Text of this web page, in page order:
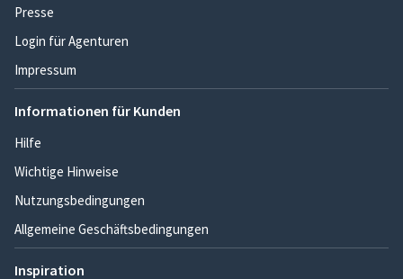
Presse
Login für Agenturen
Impressum
Informationen für Kunden
Hilfe
Wichtige Hinweise
Nutzungsbedingungen
Allgemeine Geschäftsbedingungen
Inspiration